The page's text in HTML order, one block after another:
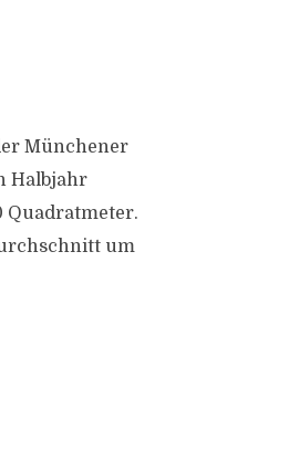
Münchener
Halbjahr
Quadratmeter.
um